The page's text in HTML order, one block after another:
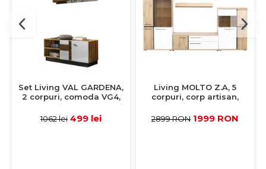
Set Living VAL GARDENA,
2 corpuri, comoda VG4,
fronturi MDF late lucios
1062 lei 499 lei
Living MOLTO Z.A, 5
corpuri, corp artisan,
336x53x201 cm
2899 RON 1999 RON